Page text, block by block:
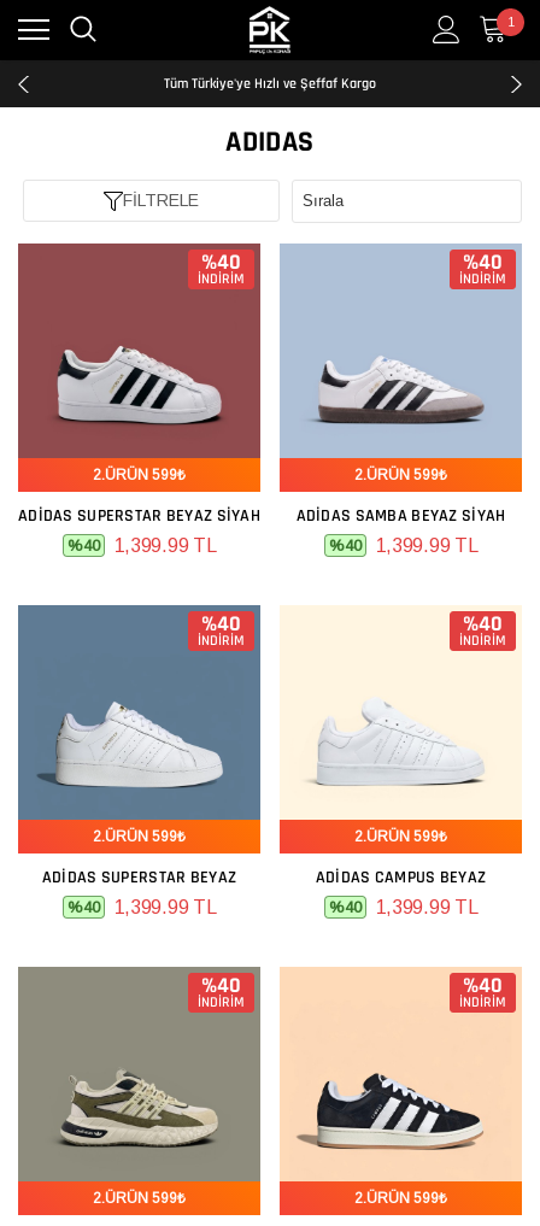
1
Kredi Kartına Taksit İmkanı
2500₺ ve Üzeri Ücretsiz Kargo
Tüm Türkiye'ye Hızlı ve Şeffaf Kargo
Kredi Kartına Taksit İmkanı
2500₺ ve Üzeri Ücretsiz Kargo
Tüm Türkiye'ye Hızlı ve Şeffaf Kargo
Kredi Kartına Taksit İmkanı
ADIDAS
FİLTRELE
%40
İNDİRİM
2.ÜRÜN 599₺
ADIDAS SUPERSTAR BEYAZ SIYAH
%40 1,399.99 TL
%40
İNDİRİM
2.ÜRÜN 599₺
ADIDAS SAMBA BEYAZ SIYAH
%40 1,399.99 TL
%40
İNDİRİM
2.ÜRÜN 599₺
ADIDAS SUPERSTAR BEYAZ
%40 1,399.99 TL
%40
İNDİRİM
2.ÜRÜN 599₺
ADIDAS CAMPUS BEYAZ
%40 1,399.99 TL
%40
İNDİRİM
2.ÜRÜN 599₺
%40
İNDİRİM
2.ÜRÜN 599₺